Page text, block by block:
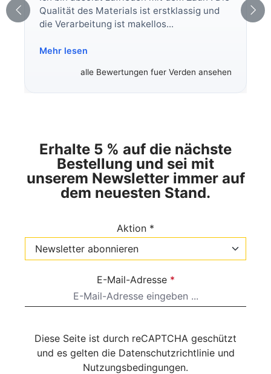
Qualität des Materials ist erstklassig und
die Verarbeitung ist makellos...
Mehr lesen
alle Bewertungen fuer Verden ansehen
Erhalte 5 % auf die nächste
Bestellung und sei mit
unserem Newsletter immer auf
dem neuesten Stand.
Aktion *
E-Mail-Adresse *
Diese Seite ist durch reCAPTCHA geschützt
und es gelten die Datenschutzrichtlinieund
Nutzungsbedingungen.